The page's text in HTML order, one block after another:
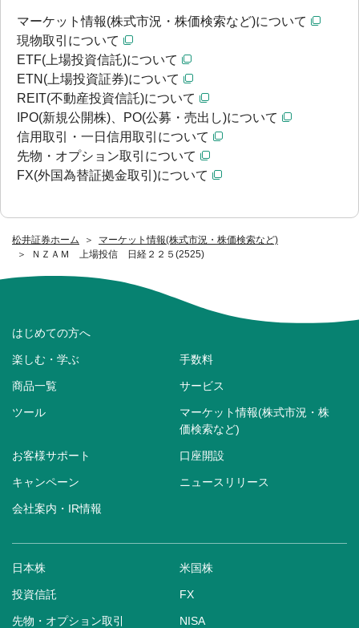
松井証券ホーム
マーケット情報(株式市況・株価検索など)
ＮＺＡＭ 上場投信 日経２２５(2525)
マーケット情報(株式市況・株価検索など)について
現物取引について
ETF(上場投資信託)について
ETN(上場投資証券)について
REIT(不動産投資信託)について
IPO(新規公開株)、PO(公募・売出し)について
信用取引・一日信用取引について
先物・オプション取引について
FX(外国為替証拠金取引)について
はじめての方へ
楽しむ・学ぶ 手数料
商品一覧 サービス
ツール
マーケット情報(株式市況・株
価検索など)
お客様サポート 口座開設
キャンペーン ニュースリリース
会社案内・IR情報
日本株 米国株
投資信託 FX
先物・オプション取引 NISA